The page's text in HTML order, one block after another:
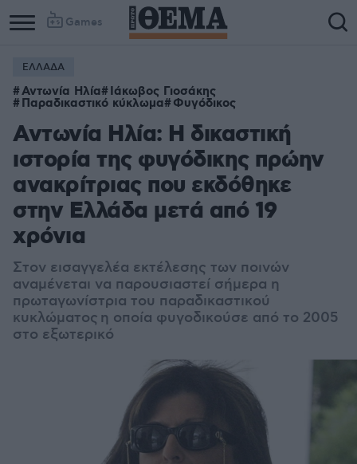
Games
ΕΛΛΑΔΑ
Αντωνία Ηλία Ιάκωβος Γιοσάκης
Παραδικαστικό κύκλωμα Φυγόδικος
Αντωνία Ηλία: H δικαστική
ιστορία της φυγόδικης πρώην
ανακρίτριας που εκδόθηκε
στην Ελλάδα μετά από 19
χρόνια
Στον εισαγγελέα εκτέλεσης των ποινών
αναμένεται να παρουσιαστεί σήμερα η
πρωταγωνίστρια του παραδικαστικού
κυκλώματος η οποία φυγοδικούσε από το 2005
στο εξωτερικό